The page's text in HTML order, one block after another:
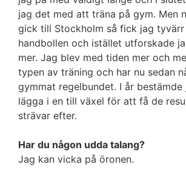
jag det med att träna på gym. Men
gick till Stockholm så fick jag tyvärr
handbollen och istället utforskade
mer. Jag blev med tiden mer och
typen av träning och har nu sedan
gymmat regelbundet. I år
lägga i en till växel för att få de
strävar efter.
Har du någon udda talang?
Jag kan vicka på öronen.